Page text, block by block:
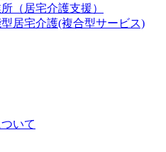
（居宅介護支援）
居宅介護(複合型サービス)
いて